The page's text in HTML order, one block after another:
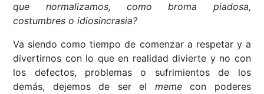
que normalizamos, como broma piadosa,
costumbres o idiosincrasia?
Va siendo como tiempo de comenzar a respetar y a
divertirnos con lo que en realidad divierte y no con
los defectos, problemas o sufrimientos de los
demás, dejemos de ser el memecon poderes